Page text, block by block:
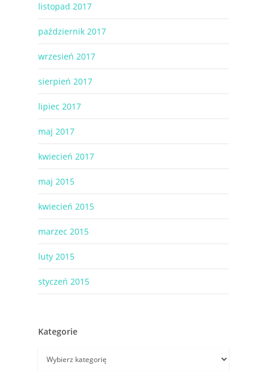
listopad 2017
październik 2017
wrzesień 2017
sierpień 2017
lipiec 2017
maj 2017
kwiecień 2017
maj 2015
kwiecień 2015
marzec 2015
luty 2015
styczeń 2015
Kategorie
Kategorie